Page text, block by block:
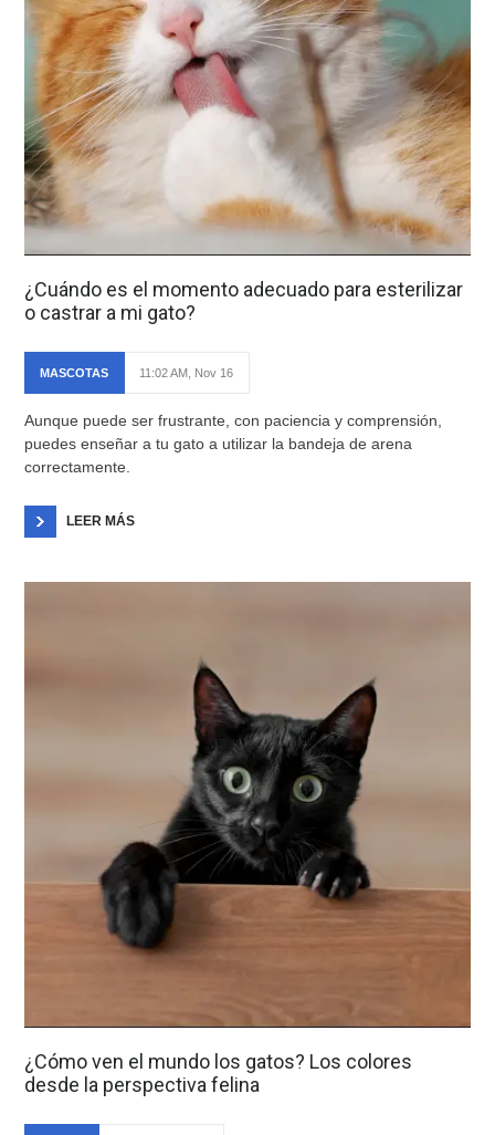
¿Cuándo es el momento adecuado para esterilizar
o castrar a mi gato?
MASCOTAS 11:02 AM, Nov 16
Aunque puede ser frustrante, con paciencia y comprensión,
puedes enseñar a tu gato a utilizar la bandeja de arena
correctamente.
LEER MÁS
¿Cómo ven el mundo los gatos? Los colores
desde la perspectiva felina